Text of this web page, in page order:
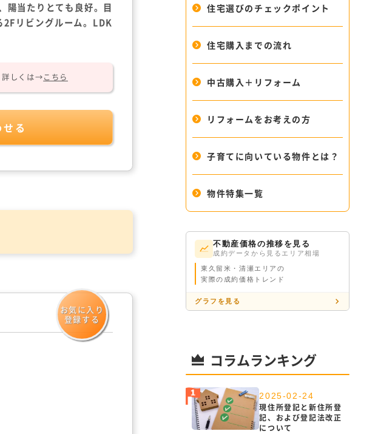
陽当たりとても良好。目
リビングルーム。LDK
詳しくは→こちら
る
お気に入り
登録する
住宅選びのチェックポイント
住宅購入までの流れ
中古購入＋リフォーム
リフォームをお考えの方
子育てに向いている物件とは？
物件特集一覧
不動産価格の推移を見る
成約データから見るエリア相場
東久留米・清瀬エリアの
実際の成約価格トレンド
グラフを見る
コラムランキング
2025-02-24
現住所登記と新住所登
記、および登記法改正
について